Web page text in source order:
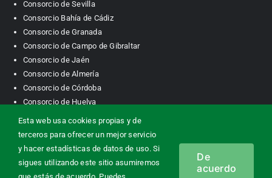
Consorcio de Sevilla
Consorcio Bahía de Cádiz
Consorcio de Granada
Consorcio de Campo de Gibraltar
Consorcio de Jaén
Consorcio de Almería
Consorcio de Córdoba
Consorcio de Huelva
Consorcio de Transporte Metropolitano. Área de Málaga |
Contacto| Información legal Política de privacidad|
Esta web usa cookies propias y de
terceros para ofrecer un mejor servicio
y hacer estadísticas de datos de uso. Si
sigues utilizando este sitio asumiremos
De
acuerdo